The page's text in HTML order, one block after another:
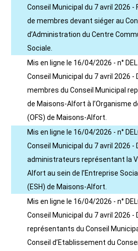
Conseil Municipal du 7 avril 2026 -
de membres devant siéger au
d’Administration du Centre
Sociale.
Mis en ligne le 16/04/2026 - n°
Conseil Municipal du 7 avril 2026 -
membres du Conseil Municipal
de Maisons-Alfort à l’Organisme
(OFS) de Maisons-Alfort.
Mis en ligne le 16/04/2026 - n°
Conseil Municipal du 7 avril 2026 -
administrateurs représentant la
Alfort au sein de l’Entreprise
(ESH) de Maisons-Alfort.
Mis en ligne le 16/04/2026 - n°
Conseil Municipal du 7 avril 2026 -
représentants du Conseil
Conseil d’Etablissement du